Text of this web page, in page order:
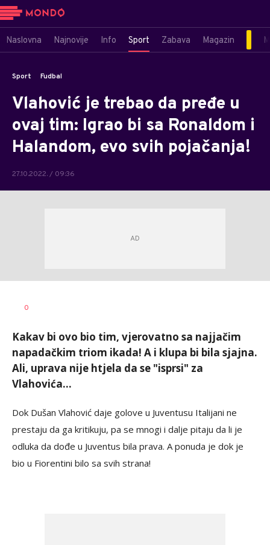
Naslovna Najnovije Info Sport Zabava Magazin
Sport Fudbal
Vlahović je trebao da pređe u
ovaj tim: Igrao bi sa Ronaldom i
Halandom, evo svih pojačanja!
27.10.2022. / 09:36
AUTOR
0
Kakav bi ovo bio tim, vjerovatno sa najjačim
napadačkim triom ikada! A i klupa bi bila sjajna.
Ali, uprava nije htjela da se "isprsi" za
Vlahovića...
Dok Dušan Vlahović daje golove u Juventusu Italijani ne
prestaju da ga kritikuju, pa se mnogi i dalje pitaju da li je
odluka da dođe u Juventus bila prava. A ponuda je dok je
bio u Fiorentini bilo sa svih strana!